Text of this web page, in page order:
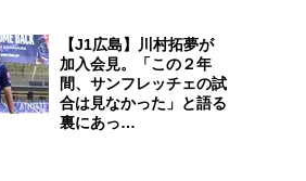
【J1広島】川村拓夢が
加入会見。「この２年
間、サンフレッチェの試
合は見なかった」と語る
裏にあっ…